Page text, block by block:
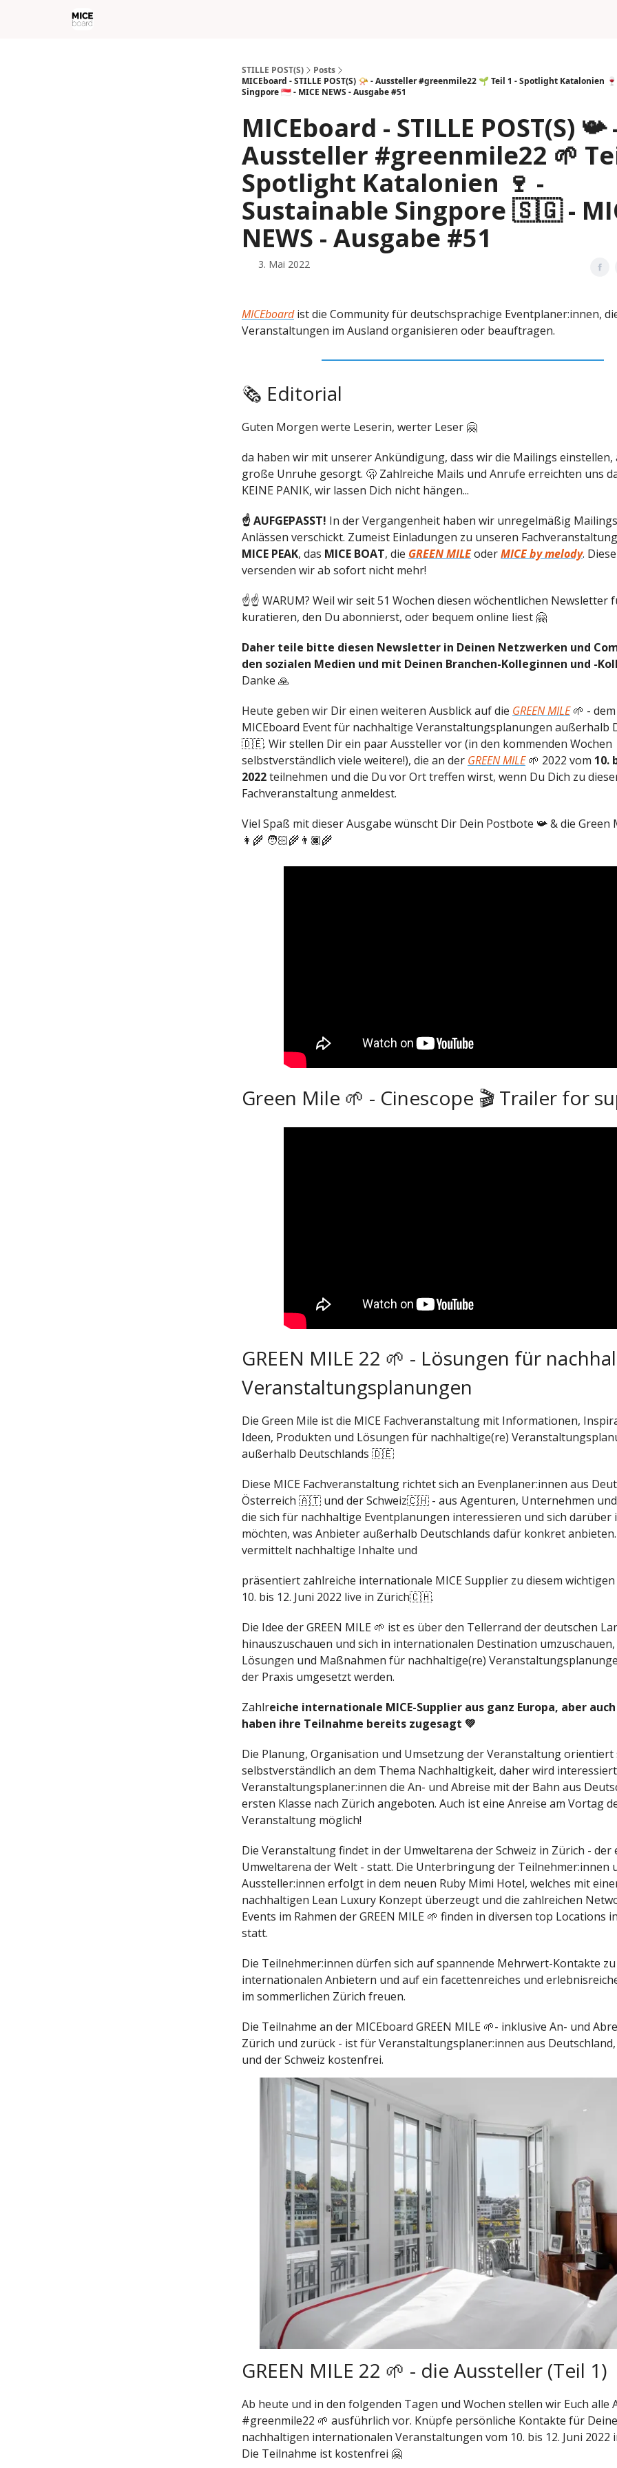
STILLE POST(S)
Posts
MICEboard - STILLE POST(S) 📯 - Aussteller #greenmile22 🌱 Teil 1 - Spotlight Katalonien
Singpore 🇸🇬 - MICE NEWS - Ausgabe #51
MICEboard - STILLE POST(S) 📯
Aussteller #greenmile22 🌱
Spotlight Katalonien 🍷 -
Sustainable Singpore 🇸🇬 -
NEWS - Ausgabe #51
3. Mai 2022
MICEboardist die Community für deutschsprachige Eventplaner:innen,
Veranstaltungen im Ausland organisieren oder beauftragen.
🗞 Editorial
Guten Morgen werte Leserin, werter Leser 🤗
da haben wir mit unserer Ankündigung, dass wir die Mailings
große Unruhe gesorgt. 🫢 Zahlreiche Mails und Anrufe erreichten uns
KEINE PANIK, wir lassen Dich nicht hängen...
☝️ AUFGEPASST! In der Vergangenheit haben wir unregelmäßig
Anlässen verschickt. Zumeist Einladungen zu unseren
MICE PEAK, das MICE BOAT, die GREEN MILEoderMICE by melody.
versenden wir ab sofort nicht mehr!
☝️☝️ WARUM? Weil wir seit 51 Wochen diesen wöchentlichen Newsletter
kuratieren, den Du abonnierst, oder bequem online liest 🤗
Daher teile bitte diesen Newsletter in Deinen Netzwerken und
den sozialen Medien und mit Deinen Branchen-Kolleginnen und -
Danke 🙏
Heute geben wir Dir einen weiteren Ausblick auf die GREEN MILE🌱 -
MICEboard Event für nachhaltige Veranstaltungsplanungen außerhalb
🇩🇪. Wir stellen Dir ein paar Aussteller vor (in den kommenden Wochen
selbstverständlich viele weitere!), die an der GREEN MILE🌱 2022 vom 10.
2022teilnehmen und die Du vor Ort treffen wirst, wenn Du Dich zu
Fachveranstaltung anmeldest.
Viel Spaß mit dieser Ausgabe wünscht Dir Dein Postbote 📯 & die Green
👩‍🌾 🧑🏻‍🌾👨🏿‍🌾
Green Mile 🌱 - Cinescope 🎬 Trailer for
GREEN MILE 22 🌱 - Lösungen für
Veranstaltungsplanungen
Die Green Mile ist die MICE Fachveranstaltung mit Informationen,
Ideen, Produkten und Lösungen für nachhaltige(re)
außerhalb Deutschlands 🇩🇪
Diese MICE Fachveranstaltung richtet sich an Evenplaner:innen aus
Österreich 🇦🇹 und der Schweiz🇨🇭 - aus Agenturen, Unternehmen
die sich für nachhaltige Eventplanungen interessieren und sich
möchten, was Anbieter außerhalb Deutschlands dafür konkret anbieten.
vermittelt nachhaltige Inhalte und
präsentiert zahlreiche internationale MICE Supplier zu diesem
10. bis 12. Juni 2022 live in Zürich🇨🇭.
Die Idee der GREEN MILE 🌱 ist es über den Tellerrand der deutschen
hinauszuschauen und sich in internationalen Destination umzuschauen,
Lösungen und Maßnahmen für nachhaltige(re)
der Praxis umgesetzt werden.
Zahlreiche internationale MICE-Supplier aus ganz Europa, aber
haben ihre Teilnahme bereits zugesagt 💚
Die Planung, Organisation und Umsetzung der Veranstaltung orientiert
selbstverständlich an dem Thema Nachhaltigkeit, daher wird
Veranstaltungsplaner:innen die An- und Abreise mit der Bahn aus
ersten Klasse nach Zürich angeboten. Auch ist eine Anreise am Vortag
Veranstaltung möglich!
Die Veranstaltung findet in der Umweltarena der Schweiz in Zürich - der
Umweltarena der Welt - statt. Die Unterbringung der Teilnehmer:innen
Aussteller:innen erfolgt in dem neuen Ruby Mimi Hotel, welches mit
nachhaltigen Lean Luxury Konzept überzeugt und die zahlreichen
Events im Rahmen der GREEN MILE 🌱 finden in diversen top Locations
statt.
Die Teilnehmer:innen dürfen sich auf spannende Mehrwert-Kontakte
internationalen Anbietern und auf ein facettenreiches und
im sommerlichen Zürich freuen.
Die Teilnahme an der MICEboard GREEN MILE 🌱- inklusive An- und
Zürich und zurück - ist für Veranstaltungsplaner:innen aus
und der Schweiz kostenfrei.
GREEN MILE 22 🌱 - die Aussteller (Teil 1)
Ab heute und in den folgenden Tagen und Wochen stellen wir Euch alle
#greenmile22 🌱 ausführlich vor. Knüpfe persönliche Kontakte für Deine
nachhaltigen internationalen Veranstaltungen vom 10. bis 12. Juni
Die Teilnahme ist kostenfrei 🤗